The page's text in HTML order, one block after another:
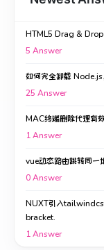
HTML5 Drag & Drop
5 Answer
如何完全卸载
25 Answer
MAC终端删除代理有
1Answer
vue动态路由跳转同一
0Answer
NUXT引入
bracket.
1Answer